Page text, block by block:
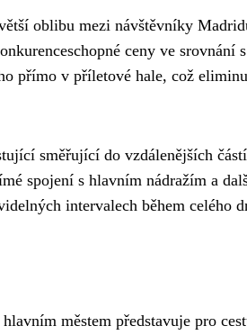
oblibu mezi návštěvníky
ceny ve srovnání
přímo v příletové hale, což
směřující do vzdálenějších
spojení s hlavním nádražím a
intervalech během celého
městem představuje pro